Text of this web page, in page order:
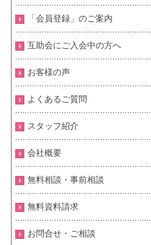
「会員登録」のご案内
互助会にご入会中の方へ
お客様の声
よくあるご質問
スタッフ紹介
会社概要
無料相談・事前相談
無料資料請求
お問合せ・ご相談